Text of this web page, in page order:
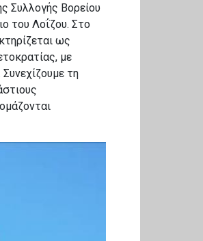
Συλλογής Βορείου
του Λοΐζου. Στο
ως
με
τη